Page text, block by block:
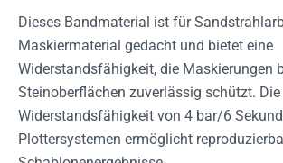
Dieses Bandmaterial ist für
Maskiermaterial gedacht und bietet eine
Widerstandsfähigkeit, die Maskierungen
Steinoberflächen zuverlässig schützt. Die
Widerstandsfähigkeit von 4 bar/6
Plottersystemen ermöglicht